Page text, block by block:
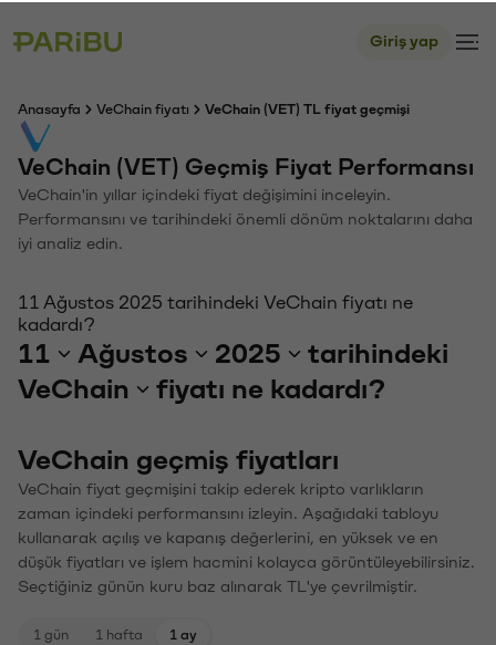
Giriş yap
Anasayfa VeChain fiyatı VeChain (VET) TL fiyat geçmişi
VeChain (VET) Geçmiş Fiyat Performansı
VeChain'in yıllar içindeki fiyat değişimini inceleyin.
Performansını ve tarihindeki önemli dönüm noktalarını daha
iyi analiz edin.
11 Ağustos 2025 tarihindeki VeChain fiyatı ne
kadardı?
11 Ağustos 2025
tarihindeki
VeChain
fiyatı ne kadardı?
VeChain geçmiş fiyatları
VeChain fiyat geçmişini takip ederek kripto varlıkların
zaman içindeki performansını izleyin. Aşağıdaki tabloyu
kullanarak açılış ve kapanış değerlerini, en yüksek ve en
düşük fiyatları ve işlem hacmini kolayca görüntüleyebilirsiniz.
Seçtiğiniz günün kuru baz alınarak TL'ye çevrilmiştir.
1 gün 1 hafta 1 ay